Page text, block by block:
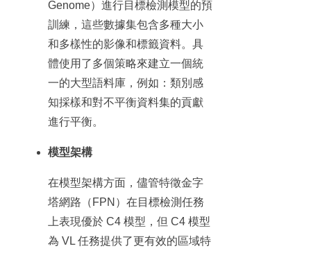
Genome）進行目標檢測模型的預
訓練，這些數據集包含多種大小
和多樣性的影像和標籤資料。具
體使用了多個策略來建立一個統
一的大型語料庫，例如：類別感
知採樣和對不平衡資料集的貢獻
進行平衡。
模型架構
在模型架構方面，儘管特徵金字
塔網路（FPN）在目標檢測任務
上表現優於 C4 模型，但 C4 模型
為 VL 任務提供了更有效的區域特